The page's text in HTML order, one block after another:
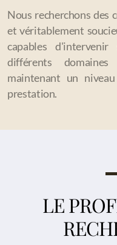
Nous recherchons des
et véritablement
capables
différents
maintenant un
prestation.
LE
Communication et
Finances, Banques et
Sports, Loisirs et Tourisme
Commerce et Marketing
Énergie et Environnement
Industrie et Transport-
Médecine et Pharmacie